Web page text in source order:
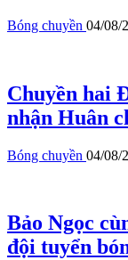
Bóng chuyền 04/08/
Chuyền hai
nhận Huân
Bóng chuyền 04/08/
Bảo Ngọc
đội tuyển